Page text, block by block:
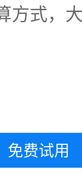
方式，
免费试用